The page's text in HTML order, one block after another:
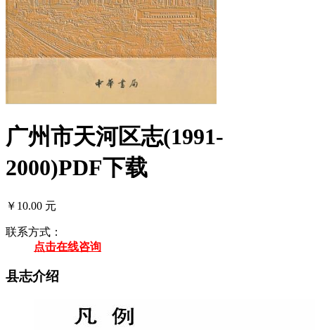
广州市天河区志(1991-
2000)PDF下载
￥10.00 元
联系方式：
点击在线咨询
县志介绍